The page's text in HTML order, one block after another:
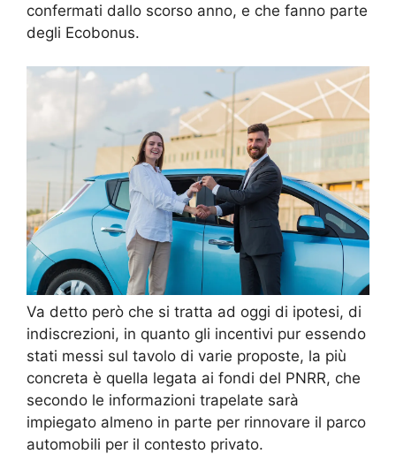
confermati dallo scorso anno, e che fanno parte
degli Ecobonus.
Va detto però che si tratta ad oggi di ipotesi, di
indiscrezioni, in quanto gli incentivi pur essendo
stati messi sul tavolo di varie proposte, la più
concreta è quella legata ai fondi del PNRR, che
secondo le informazioni trapelate sarà
impiegato almeno in parte per rinnovare il parco
automobili per il contesto privato.